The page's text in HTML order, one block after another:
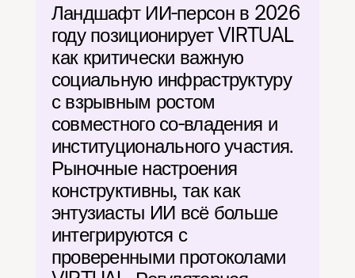
Ландшафт ИИ-персон в 2026
году позиционирует VIRTUAL
как критически важную
социальную инфраструктуру
с взрывным ростом
совместного со-владения и
институционального участия.
Рыночные настроения
конструктивны, так как
энтузиасты ИИ всё больше
интегрируются с
проверенными протоколами